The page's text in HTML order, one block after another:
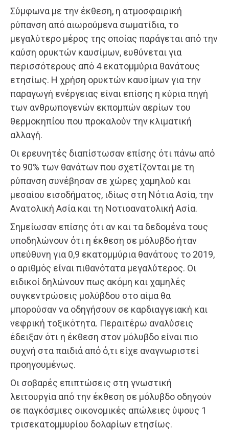
Σύμφωνα με την έκθεση, η ατμοσφαιρική
ρύπανση από αιωρούμενα σωματίδια, το
μεγαλύτερο μέρος της οποίας παράγεται από την
καύση ορυκτών καυσίμων, ευθύνεται για
περισσότερους από 4 εκατομμύρια θανάτους
ετησίως. Η χρήση ορυκτών καυσίμων για την
παραγωγή ενέργειας είναι επίσης η κύρια πηγή
των ανθρωπογενών εκπομπών αερίων του
θερμοκηπίου που προκαλούν την κλιματική
αλλαγή.
Οι ερευνητές διαπίστωσαν επίσης ότι πάνω από
το 90% των θανάτων που σχετίζονται με τη
ρύπανση συνέβησαν σε χώρες χαμηλού και
μεσαίου εισοδήματος, ιδίως στη Νότια Ασία, την
Ανατολική Ασία και τη Νοτιοανατολική Ασία.
Σημείωσαν επίσης ότι αν και τα δεδομένα τους
υποδηλώνουν ότι η έκθεση σε μόλυβδο ήταν
υπεύθυνη για 0,9 εκατομμύρια θανάτους το 2019,
ο αριθμός είναι πιθανότατα μεγαλύτερος. Οι
ειδικοί δηλώνουν πως ακόμη και χαμηλές
συγκεντρώσεις μολύβδου στο αίμα θα
μπορούσαν να οδηγήσουν σε καρδιαγγειακή και
νεφρική τοξικότητα. Περαιτέρω αναλύσεις
έδειξαν ότι η έκθεση στον μόλυβδο είναι πιο
συχνή στα παιδιά από ό,τι είχε αναγνωριστεί
προηγουμένως.
Οι σοβαρές επιπτώσεις στη γνωστική
λειτουργία από την έκθεση σε μόλυβδο οδηγούν
σε παγκόσμιες οικονομικές απώλειες ύψους 1
τρισεκατομμυρίου δολαρίων ετησίως.